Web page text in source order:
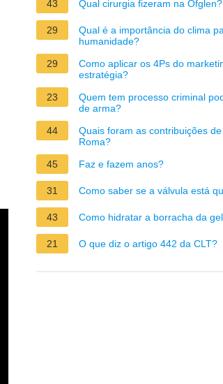
43 Qual cirurgia fizeram na Ofglen?
29
Qual é a importância do clima
humanidade?
29
Como aplicar os 4Ps do
estratégia?
23
Quem tem processo criminal
de arma?
44
Quais foram as contribuições
Roma?
45
Faz e fazem anos?
31 Como saber se a válvula está
43 Como hidratar a borracha da
21 O que diz o artigo 442 da CLT?